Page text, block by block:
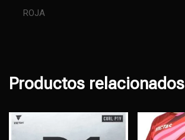
ROJA
Productos relacionados